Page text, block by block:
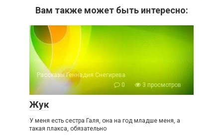
Вам также может быть интересно:
Рассказы Геннадия Снегирева
0
3 просмотров
Жук
У меня есть сестра Галя, она на год младше меня, а
такая плакса, обязательно